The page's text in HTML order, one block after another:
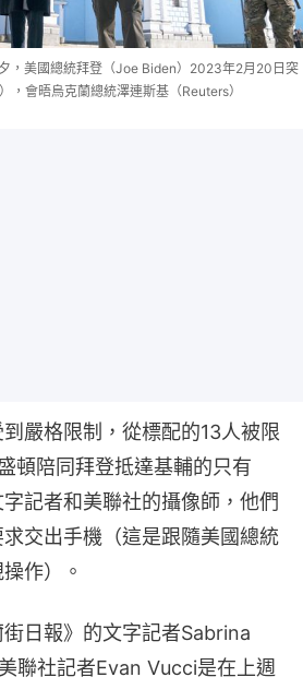
，美國總統拜登（Joe Biden）2023年2月20日突
，會晤烏克蘭總統澤連斯基（Reuters）
嚴格限制，從標配的13人被限
頓陪同拜登抵達基輔的只有
字記者和美聯社的攝像師，他們
交出手機（這是跟隨美國總統
作）。
日報》的文字記者Sabrina
聯社記者Evan Vucci是在上週